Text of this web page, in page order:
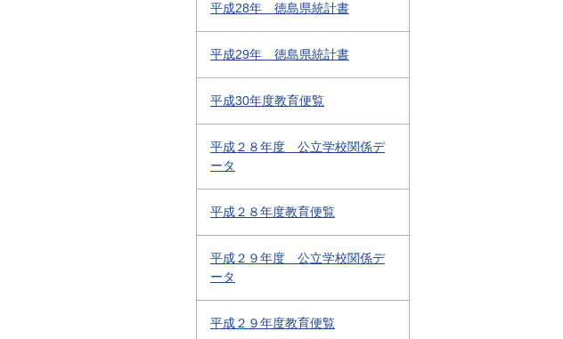
平成28年 徳島県統計書
平成29年 徳島県統計書
平成30年度教育便覧
平成２８年度 公立学校関係デ
ータ
平成２８年度教育便覧
平成２９年度 公立学校関係デ
ータ
平成２９年度教育便覧